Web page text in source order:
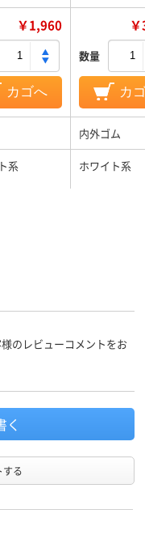
￥1,960
カゴへ
数量
カ
内外ゴム
系 ホワイト系
のレビューコメントをお
く
する